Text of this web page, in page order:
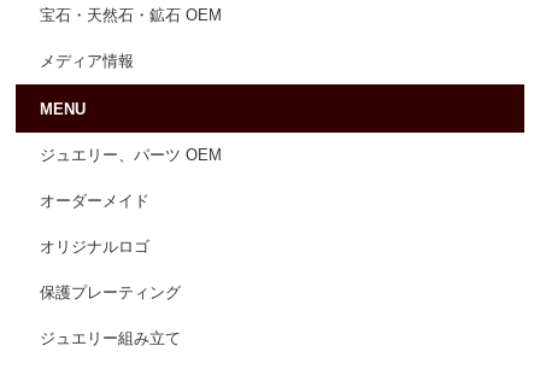
宝石・天然石・鉱石 OEM
メディア情報
MENU
ジュエリー、パーツ OEM
オーダーメイド
オリジナルロゴ
保護プレーティング
ジュエリー組み立て